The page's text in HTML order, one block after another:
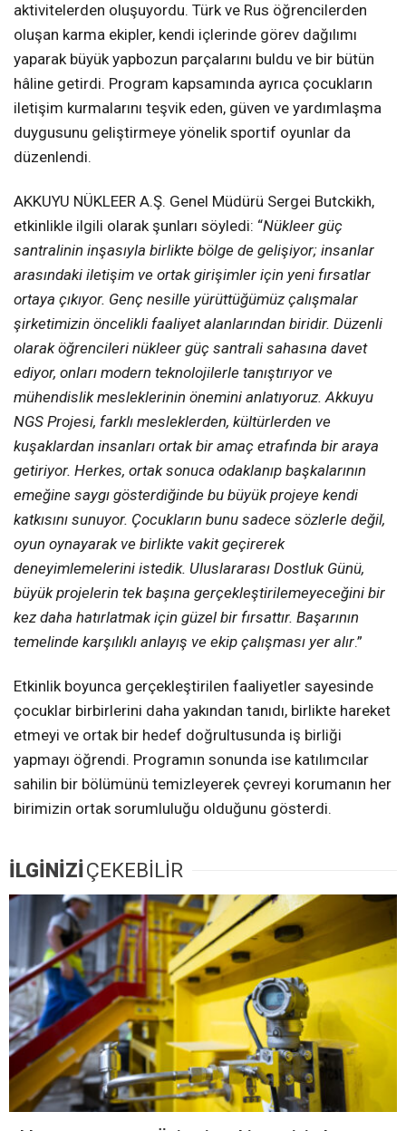
aktivitelerden oluşuyordu. Türk ve Rus öğrencilerden
oluşan karma ekipler, kendi içlerinde görev dağılımı
yaparak büyük yapbozun parçalarını buldu ve bir bütün
hâline getirdi. Program kapsamında ayrıca çocukların
iletişim kurmalarını teşvik eden, güven ve yardımlaşma
duygusunu geliştirmeye yönelik sportif oyunlar da
düzenlendi.
AKKUYU NÜKLEER A.Ş. Genel Müdürü Sergei Butckikh,
etkinlikle ilgili olarak şunları söyledi: “Nükleer güç
santralinin inşasıyla birlikte bölge de gelişiyor; insanlar
arasındaki iletişim ve ortak girişimler için yeni fırsatlar
ortaya çıkıyor. Genç nesille yürüttüğümüz çalışmalar
şirketimizin öncelikli faaliyet alanlarından biridir. Düzenli
olarak öğrencileri nükleer güç santrali sahasına davet
ediyor, onları modern teknolojilerle tanıştırıyor ve
mühendislik mesleklerinin önemini anlatıyoruz. Akkuyu
NGS Projesi, farklı mesleklerden, kültürlerden ve
kuşaklardan insanları ortak bir amaç etrafında bir araya
getiriyor. Herkes, ortak sonuca odaklanıp başkalarının
emeğine saygı gösterdiğinde bu büyük projeye kendi
katkısını sunuyor. Çocukların bunu sadece sözlerle değil,
oyun oynayarak ve birlikte vakit geçirerek
deneyimlemelerini istedik. Uluslararası Dostluk Günü,
büyük projelerin tek başına gerçekleştirilemeyeceğini bir
kez daha hatırlatmak için güzel bir fırsattır. Başarının
temelinde karşılıklı anlayış ve ekip çalışması yer alır.”
Etkinlik boyunca gerçekleştirilen faaliyetler sayesinde
çocuklar birbirlerini daha yakından tanıdı, birlikte hareket
etmeyi ve ortak bir hedef doğrultusunda iş birliği
yapmayı öğrendi. Programın sonunda ise katılımcılar
sahilin bir bölümünü temizleyerek çevreyi korumanın her
birimizin ortak sorumluluğu olduğunu gösterdi.
İLGİNİZİÇEKEBİLİR